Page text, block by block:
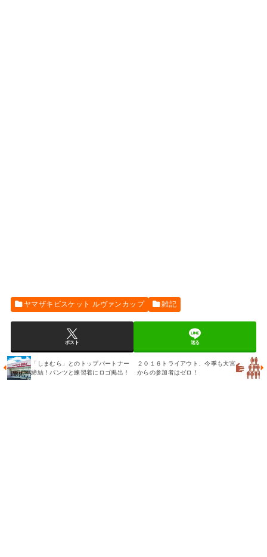
ヤマザキビスケット ルヴァンカップ 雑記
ポスト 送る
「しまむら」とのトップパートナー
締結！パンツと練習着にロゴ掲出！
２０１６トライアウト、今季も大宮
からの参加者はゼロ！